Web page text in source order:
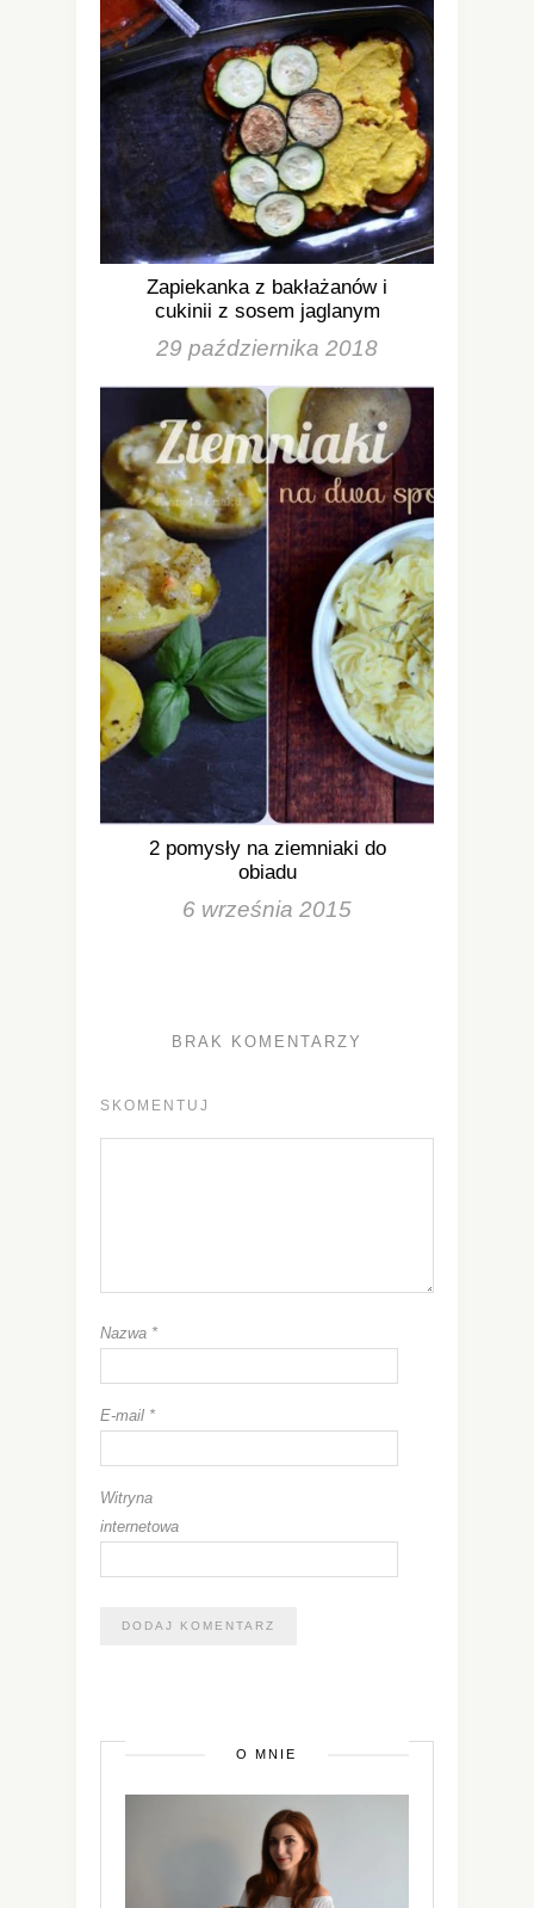
Zapiekanka z bakłażanów i
cukinii z sosem jaglanym
29 października 2018
2 pomysły na ziemniaki do
obiadu
6 września 2015
BRAK KOMENTARZY
SKOMENTUJ
Nazwa *
E-mail *
Witryna
internetowa
O MNIE